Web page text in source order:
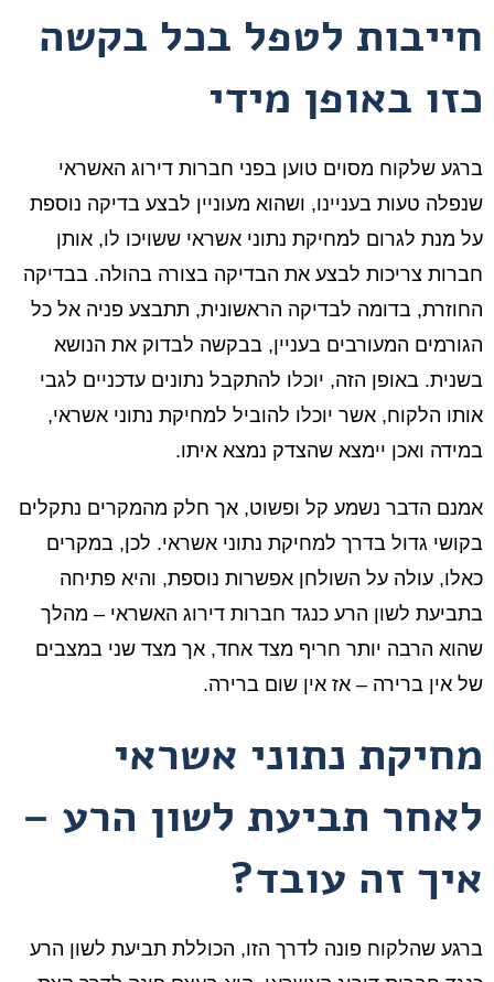
חייבות לטפל בכל בקשה
כזו באופן מידי
ברגע שלקוח מסוים טוען בפני חברות דירוג האשראי
שנפלה טעות בעניינו, ושהוא מעוניין לבצע בדיקה נוספת
על מנת לגרום למחיקת נתוני אשראי ששויכו לו, אותן
חברות צריכות לבצע את הבדיקה בצורה בהולה. בבדיקה
החוזרת, בדומה לבדיקה הראשונית, תתבצע פניה אל כל
הגורמים המעורבים בעניין, בבקשה לבדוק את הנושא
בשנית. באופן הזה, יוכלו להתקבל נתונים עדכניים לגבי
אותו הלקוח, אשר יוכלו להוביל למחיקת נתוני אשראי,
במידה ואכן יימצא שהצדק נמצא איתו.
אמנם הדבר נשמע קל ופשוט, אך חלק מהמקרים נתקלים
בקושי גדול בדרך למחיקת נתוני אשראי. לכן, במקרים
כאלו, עולה על השולחן אפשרות נוספת, והיא פתיחה
בתביעת לשון הרע כנגד חברות דירוג האשראי – מהלך
שהוא הרבה יותר חריף מצד אחד, אך מצד שני במצבים
של אין ברירה – אז אין שום ברירה.
מחיקת נתוני אשראי
לאחר תביעת לשון הרע –
איך זה עובד?
ברגע שהלקוח פונה לדרך הזו, הכוללת תביעת לשון הרע